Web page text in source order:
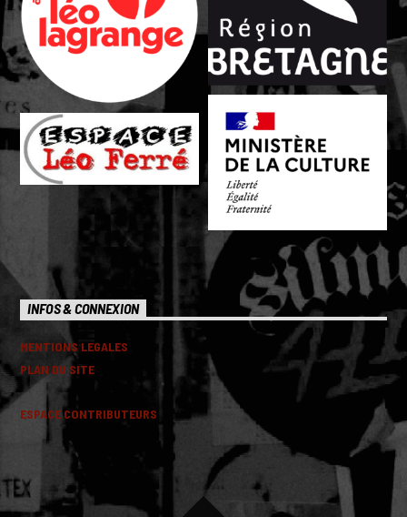
INFOS & CONNEXION
MENTIONS LEGALES
PLAN DU SITE
ESPACE CONTRIBUTEURS